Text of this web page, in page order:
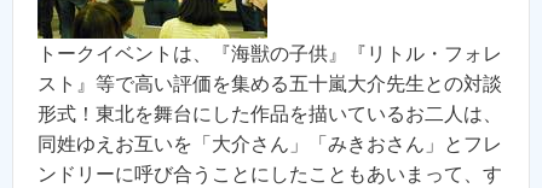
トークイベントは、『海獣の子供』『リトル・フォレ
スト』等で高い評価を集める五十嵐大介先生との対談
形式！東北を舞台にした作品を描いているお二人は、
同姓ゆえお互いを「大介さん」「みきおさん」とフレ
ンドリーに呼び合うことにしたこともあいまって、す